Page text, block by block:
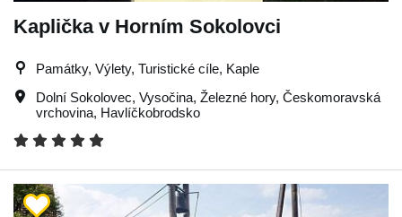
Kaplička v Horním Sokolovci
Památky, Výlety, Turistické cíle, Kaple
Dolní Sokolovec, Vysočina, Železné hory, Českomoravská
vrchovina, Havlíčkobrodsko